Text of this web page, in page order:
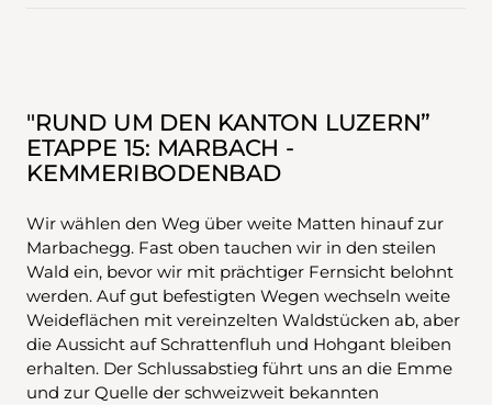
"RUND UM DEN KANTON LUZERN”
ETAPPE 15: MARBACH -
KEMMERIBODENBAD
Wir wählen den Weg über weite Matten hinauf zur
Marbachegg. Fast oben tauchen wir in den steilen
Wald ein, bevor wir mit prächtiger Fernsicht belohnt
werden. Auf gut befestigten Wegen wechseln weite
Weideflächen mit vereinzelten Waldstücken ab, aber
die Aussicht auf Schrattenfluh und Hohgant bleiben
erhalten. Der Schlussabstieg führt uns an die Emme
und zur Quelle der schweizweit bekannten